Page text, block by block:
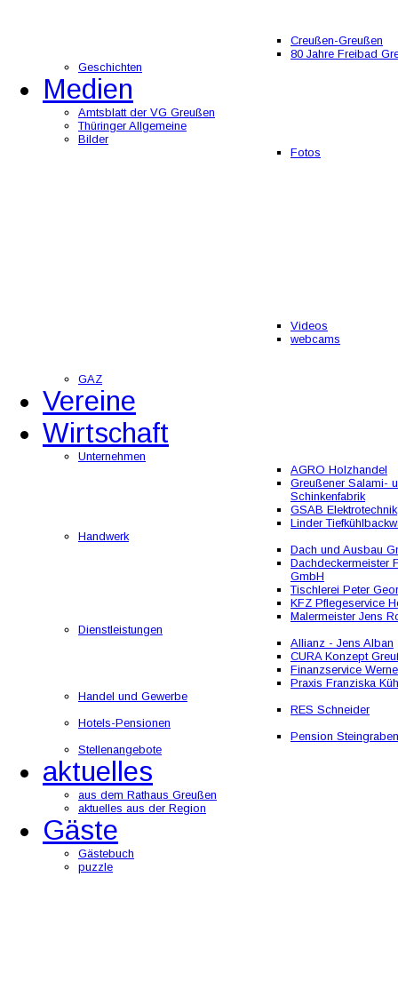
Creußen-Greußen
80 Jahre Freibad
Geschichten
Medien
Amtsblatt der VG Greußen
Thüringer Allgemeine
Bilder
Fotos
Videos
webcams
GAZ
Vereine
Wirtschaft
Unternehmen
AGRO Holzhandel
Greußener Salami-
Schinkenfabrik
GSAB Elektrotechnik
Linder
Handwerk
Dach und Ausbau
Dachdeckermeister
GmbH
Tischlerei Peter
KFZ Pflegeservice
Malermeister Jens
Dienstleistungen
Allianz - Jens Alban
CURA Konzept
Finanzservice
Praxis Franziska
Handel und Gewerbe
RES Schneider
Hotels-Pensionen
Pension Steingraben
Stellenangebote
aktuelles
aus dem Rathaus Greußen
aktuelles aus der Region
Gäste
Gästebuch
puzzle